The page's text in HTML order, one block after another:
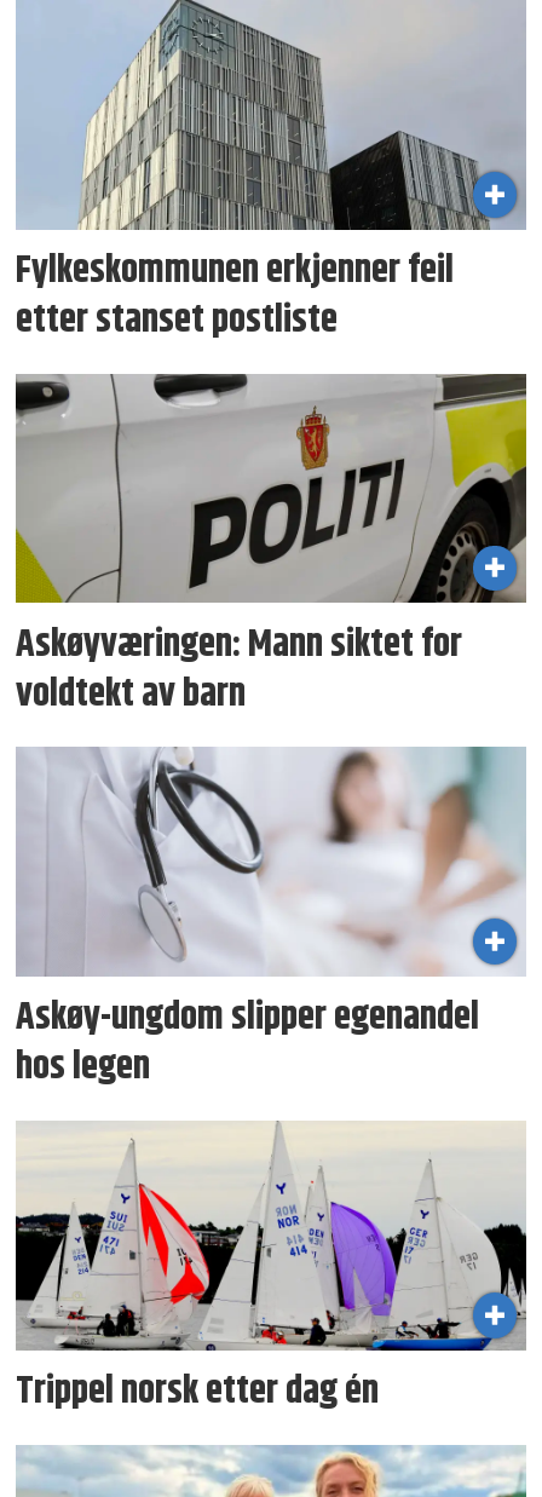
Fylkeskommunen erkjenner feil
etter stanset postliste
Askøyværingen: Mann siktet for
voldtekt av barn
Askøy-ungdom slipper egenandel
hos legen
Trippel norsk etter dag én